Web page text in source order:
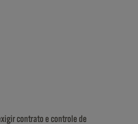
contrato e controle de